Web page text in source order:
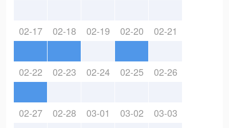
02-17 02-18 02-19 02-20 02-21
02-22 02-23 02-24 02-25 02-26
02-27 02-28 03-01 03-02 03-03